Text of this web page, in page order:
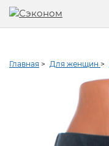
Главная > Для женщин >